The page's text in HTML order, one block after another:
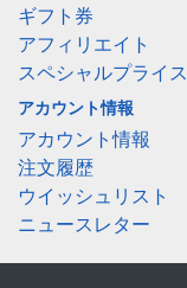
ギフト券
アフィリエイト
スペシャルプライス
アカウント情報
アカウント情報
注文履歴
ウイッシュリスト
ニュースレター